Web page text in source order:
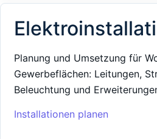
Planung und Umsetzung für
Gewerbeflächen: Leitungen,
Beleuchtung und
Installationen planen